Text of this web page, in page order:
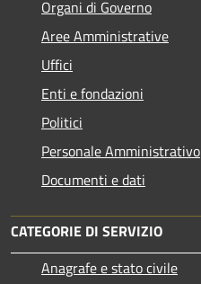
Organi di Governo
Aree Amministrative
Uffici
Enti e fondazioni
Politici
Personale Amministrativo
Documenti e dati
CATEGORIE DI SERVIZIO
Anagrafe e stato civile